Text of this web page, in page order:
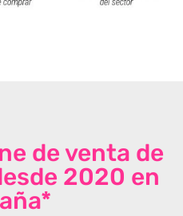
de venta de
2020 en